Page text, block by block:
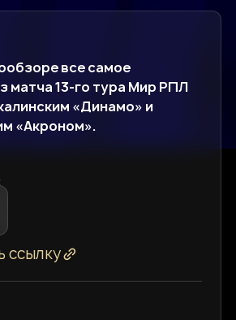
все самое
матча 13-го тура Мир РПЛ
«Динамо» и
«Акроном».
ссылку